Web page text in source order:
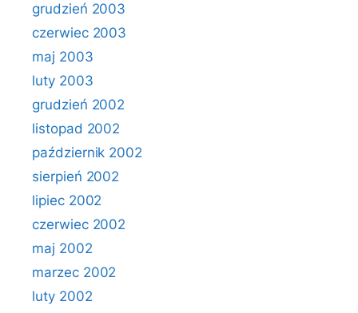
grudzień 2003
czerwiec 2003
maj 2003
luty 2003
grudzień 2002
listopad 2002
październik 2002
sierpień 2002
lipiec 2002
czerwiec 2002
maj 2002
marzec 2002
luty 2002